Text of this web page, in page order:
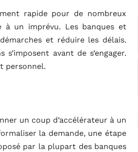
rapide pour de nombreux
un imprévu. Les banques et
et réduire les délais.
avant de s’engager.
personnel.
un coup d’accélérateur à un
la demande, une étape
par la plupart des banques